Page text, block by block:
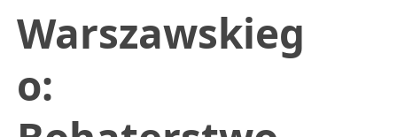
Warszawskieg
o: